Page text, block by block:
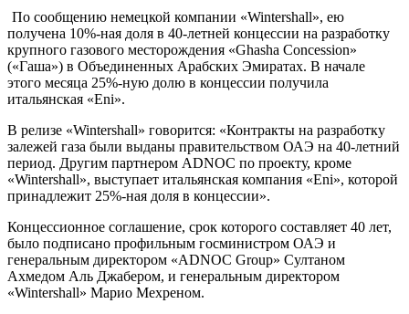
По сообщению немецкой компании «Wintershall», ею
получена 10%-ная доля в 40-летней концессии на разработку
крупного газового месторождения «Ghasha Concession»
(«Гаша») в Объединенных Арабских Эмиратах. В начале
этого месяца 25%-ную долю в концессии получила
итальянская «Eni».
В релизе «Wintershall» говорится: «Контракты на разработку
залежей газа были выданы правительством ОАЭ на 40-летний
период. Другим партнером ADNOC по проекту, кроме
«Wintershall», выступает итальянская компания «Eni», которой
принадлежит 25%-ная доля в концессии».
Концессионное соглашение, срок которого составляет 40 лет,
было подписано профильным госминистром ОАЭ и
генеральным директором «ADNOC Group» Султаном
Ахмедом Аль Джабером, и генеральным директором
«Wintershall» Марио Мехреном.